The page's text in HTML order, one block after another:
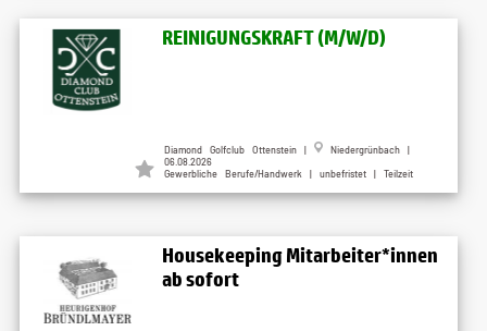
REINIGUNGSKRAFT (M/W/D)
Diamond Golfclub Ottenstein |
Niedergrünbach |
06.08.2026
Gewerbliche Berufe/Handwerk | unbefristet | Teilzeit
Housekeeping Mitarbeiter*innen
ab sofort